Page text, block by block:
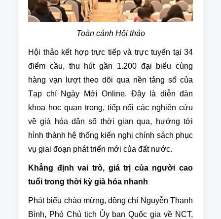
Toàn cảnh Hội thảo
Hội thảo kết hợp trực tiếp và trực tuyến tại 34
điểm cầu, thu hút gần 1.200 đại biểu cùng
hàng vạn lượt theo dõi qua nền tảng số của
Tạp chí Ngày Mới Online. Đây là diễn đàn
khoa học quan trọng, tiếp nối các nghiên cứu
về già hóa dân số thời gian qua, hướng tới
hình thành hệ thống kiến nghị chính sách phục
vụ giai đoạn phát triển mới của đất nước.
Khẳng định vai trò, giá trị của người cao
tuổi trong thời kỳ già hóa nhanh
Phát biểu chào mừng, đồng chí Nguyễn Thanh
Bình, Phó Chủ tịch Ủy ban Quốc gia về NCT,